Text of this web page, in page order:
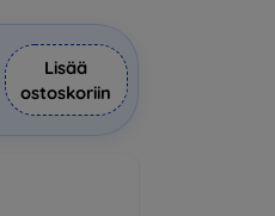
Lisää
ostoskoriin